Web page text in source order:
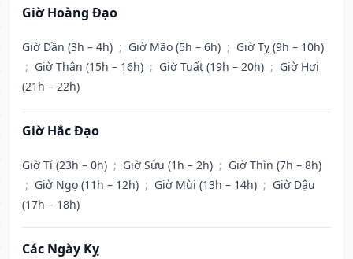
Giờ Hoàng Đạo
Giờ Dần (3h – 4h) ; Giờ Mão (5h – 6h) ; Giờ Tỵ (9h – 10h)
; Giờ Thân (15h – 16h) ; Giờ Tuất (19h – 20h) ; Giờ Hợi
(21h – 22h)
Giờ Hắc Đạo
Giờ Tí (23h – 0h) ; Giờ Sửu (1h – 2h) ; Giờ Thìn (7h – 8h)
; Giờ Ngọ (11h – 12h) ; Giờ Mùi (13h – 14h) ; Giờ Dậu
(17h – 18h)
Các Ngày Kỵ